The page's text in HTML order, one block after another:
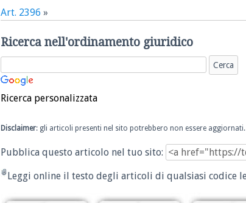
Art. 2396 »
Ricerca nell'ordinamento giuridico
Ricerca personalizzata
Disclaimer: gli articoli presenti nel sito potrebbero non essere aggiornati.
Pubblica questo articolo nel tuo sito:
Leggi online il testo degli articoli di qualsiasi codice